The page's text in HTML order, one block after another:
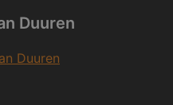
Duuren
Duuren